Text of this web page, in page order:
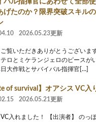
げたのか？限界突破スキル
2026.05.23更新
覧いただきありがとうございま
ロとミケランジェロのピースが
大作戦とサバイバル指揮官[…]
of survival】オアシス VC入
2026.05.21更新
入れました！ 【出演者】 のっ